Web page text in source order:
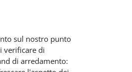
sul nostro punto
verificare di
di arredamento: